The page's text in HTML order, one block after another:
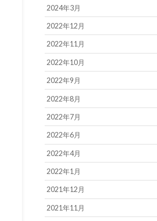
2024年3月
2022年12月
2022年11月
2022年10月
2022年9月
2022年8月
2022年7月
2022年6月
2022年4月
2022年1月
2021年12月
2021年11月